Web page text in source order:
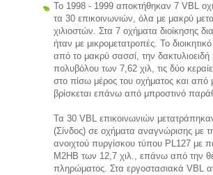
To 1998 - 1999 αποκτήθηκαν 7 VBL
τα 30 επικοινωνιών, όλα με μακρύ
χιλιοστών. Στα 7 οχήματα διοίκησης
ήταν με μικρομετατροπές. Το
από το μακρύ σασσί, την
πολυβόλου των 7,62 χιλ, τις δύο
στο πίσω μέρος του οχήματος και από
βρίσκεται επάνω από μπροστινό
Τα 30 VBL επικοινωνιών
(Σίνδος) σε οχήματα αναγνώρισης με
ανοιχτού πυργίσκου τύπου PL127 με
M2HB των 12,7 χιλ., επάνω από την
πληρώματος. Στα εργοστασιακά VBL